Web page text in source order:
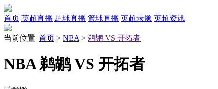
首页 英超直播 足球直播 篮球直播 英超录像 英超资讯
当前位置: 首页 > NBA > 鹈鹕 VS 开拓者
NBA 鹈鹕 VS 开拓者